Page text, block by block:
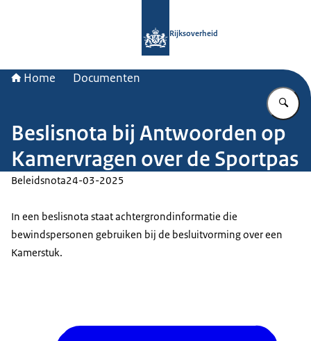
Rijksoverheid
Home Documenten
Beslisnota bij Antwoorden op
Kamervragen over de Sportpas
Beleidsnota24-03-2025
In een beslisnota staat achtergrondinformatie die
bewindspersonen gebruiken bij de besluitvorming over een
Kamerstuk.